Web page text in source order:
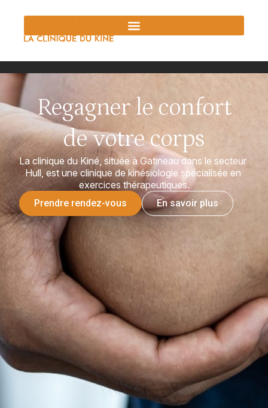
Regagner le confort
de votre corps
La clinique du Kiné, située à Gatineau dans le secteur
Hull, est une clinique de kinésiologie spécialisée en
exercices thérapeutiques.
Prendre rendez-vous En savoir plus